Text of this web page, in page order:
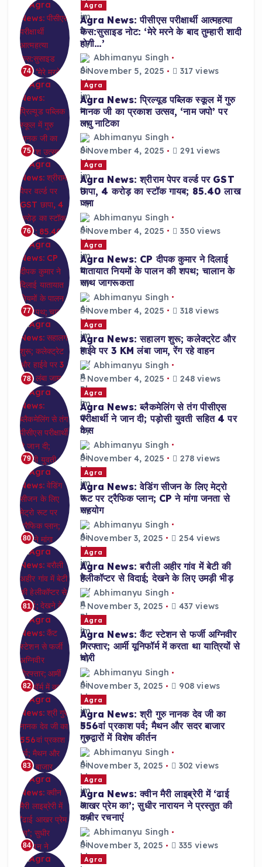
74
Agra
Agra News: पीसीएस परीक्षार्थी आत्महत्या
केस:सुसाइड नोट: ‘मेरे मरने के बाद तुम्हारी शादी
होगी…’
Abhimanyu Singh
November 5, 2025
317 views
75
Agra
Agra News: प्रिल्यूड पब्लिक स्कूल में गुरु
नानक जी का प्रकाश उत्सव, ‘नाम जपो’ पर
लघु नाटिका
Abhimanyu Singh
November 4, 2025
291 views
76
Agra
Agra News: श्रीराम पेपर वर्ल्ड पर GST
छापा, 4 करोड़ का स्टॉक गायब; 85.40 लाख
जमा
Abhimanyu Singh
November 4, 2025
350 views
77
Agra
Agra News: CP दीपक कुमार ने दिलाई
यातायात नियमों के पालन की शपथ; चालान के
साथ जागरूकता
Abhimanyu Singh
November 4, 2025
318 views
78
Agra
Agra News: सहालग शुरू; कलेक्ट्रेट और
हाईवे पर 3 KM लंबा जाम, रेंग रहे वाहन
Abhimanyu Singh
November 4, 2025
248 views
79
Agra
Agra News: ब्लैकमेलिंग से तंग पीसीएस
परीक्षार्थी ने जान दी; पड़ोसी युवती सहित 4 पर
केस
Abhimanyu Singh
November 4, 2025
278 views
80
Agra
Agra News: वेडिंग सीजन के लिए मेट्रो
रूट पर ट्रैफिक प्लान; CP ने मांगा जनता से
सहयोग
Abhimanyu Singh
November 3, 2025
254 views
81
Agra
Agra News: बरौली अहीर गांव में बेटी की
हेलीकॉप्टर से विदाई; देखने के लिए उमड़ी भीड़
Abhimanyu Singh
November 3, 2025
437 views
82
Agra
Agra News: कैंट स्टेशन से फर्जी अग्निवीर
गिरफ्तार; आर्मी यूनिफॉर्म में करता था यात्रियों से
चोरी
Abhimanyu Singh
November 3, 2025
908 views
83
Agra
Agra News: श्री गुरु नानक देव जी का
556वां प्रकाश पर्व; मैथन और सदर बाजार
गुरुद्वारों में विशेष कीर्तन
Abhimanyu Singh
November 3, 2025
302 views
84
Agra
Agra News: क्वीन मैरी लाइब्रेरी में ‘ढाई
आखर प्रेम का’; सुधीर नारायन ने प्रस्तुत की
कबीर रचनाएं
Abhimanyu Singh
November 3, 2025
335 views
Agra